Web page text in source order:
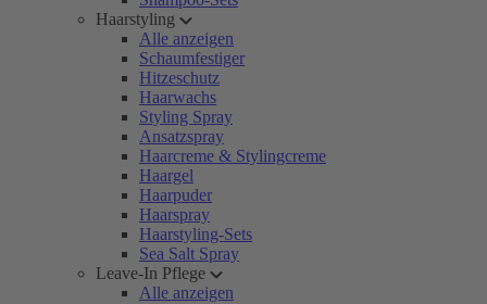
Haarstyling
Alle anzeigen
Schaumfestiger
Hitzeschutz
Haarwachs
Styling Spray
Ansatzspray
Haarcreme & Stylingcreme
Haargel
Haarpuder
Haarspray
Haarstyling-Sets
Sea Salt Spray
Leave-In Pflege
Alle anzeigen